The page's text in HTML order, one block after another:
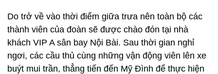
Do trở về vào thời điểm giữa trưa nên toàn bộ các
thành viên của đoàn sẽ được chào đón tại nhà
khách VIP A sân bay Nội Bài. Sau thời gian nghỉ
ngơi, các cầu thủ cùng những vận động viên lên xe
buýt mui trần, thẳng tiến đến Mỹ Đình để thực hiện